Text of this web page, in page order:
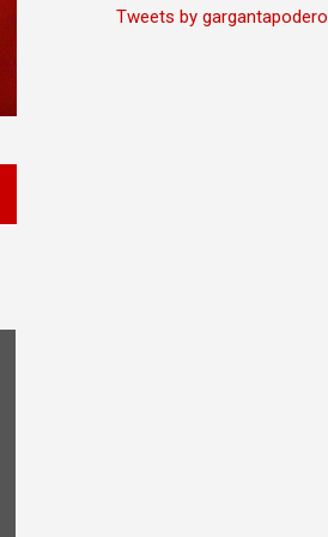
Tweets by gargantapodero